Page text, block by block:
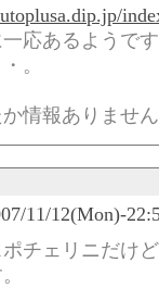
一応あるようで
。
か情報ありませ
11/12(Mon)-
チェリニだけ